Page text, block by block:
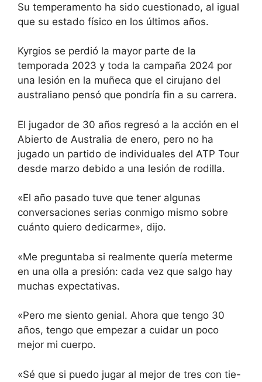
Su temperamento ha sido cuestionado, al igual
que su estado físico en los últimos años.
Kyrgios se perdió la mayor parte de la
temporada 2023 y toda la campaña 2024 por
una lesión en la muñeca que el cirujano del
australiano pensó que pondría fin a su carrera.
El jugador de 30 años regresó a la acción en el
Abierto de Australia de enero, pero no ha
jugado un partido de individuales del ATP Tour
desde marzo debido a una lesión de rodilla.
«El año pasado tuve que tener algunas
conversaciones serias conmigo mismo sobre
cuánto quiero dedicarme», dijo.
«Me preguntaba si realmente quería meterme
en una olla a presión: cada vez que salgo hay
muchas expectativas.
«Pero me siento genial. Ahora que tengo 30
años, tengo que empezar a cuidar un poco
mejor mi cuerpo.
«Sé que si puedo jugar al mejor de tres con tie-